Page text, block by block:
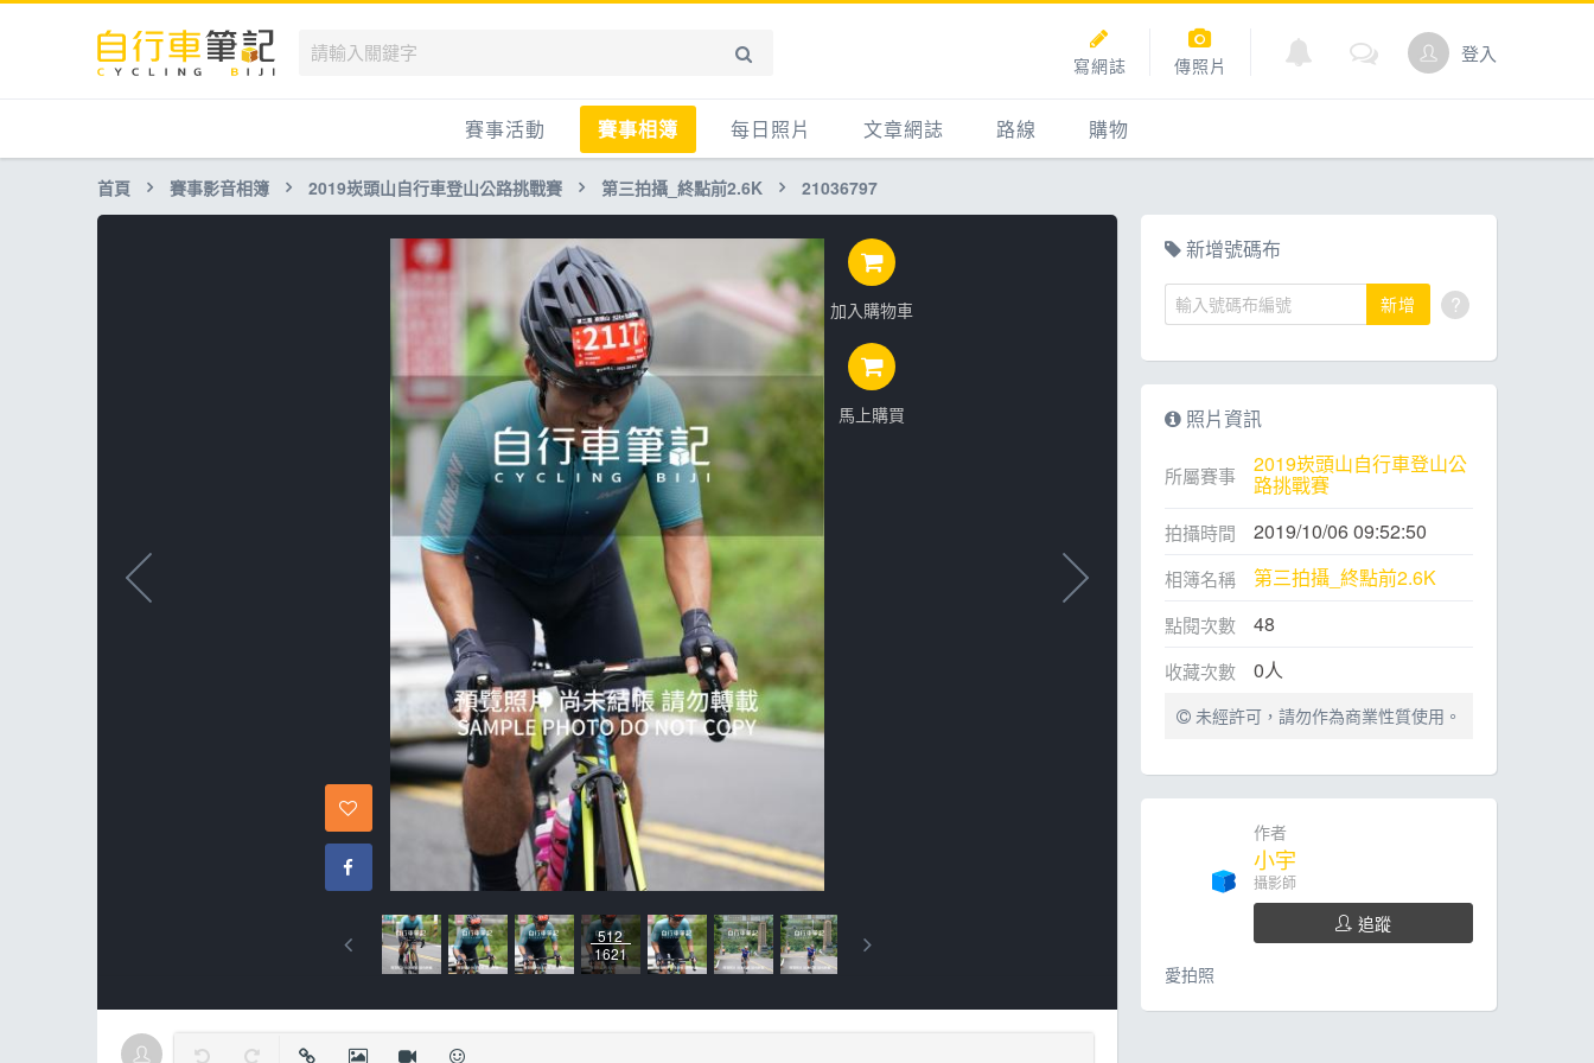
寫網誌 傳照片 登入
賽事活動
國內
國外
兒童滑步車
跟著筆記騎車去
賽事相簿
賽事影音相簿
自行車好影片
每日照片 文章網誌
網誌
知識
新聞
產品
賽事
心得
路線 購物
點數商城
首頁 賽事影音相簿 2019崁頭山自行車登山公路挑戰賽 第三拍攝_終點前2.6K 21036797
加入購物車
馬上購買
512
1621
新增號碼布
新增 ?
照片資訊
所屬賽事 2019崁頭山自行車登山公
路挑戰賽
拍攝時間 2019/10/06 09:52:50
相簿名稱 第三拍攝_終點前2.6K
點閱次數 48
收藏次數 0人
未經許可，請勿作為商業性質使用。
作者
小宇
攝影師
追蹤
愛拍照